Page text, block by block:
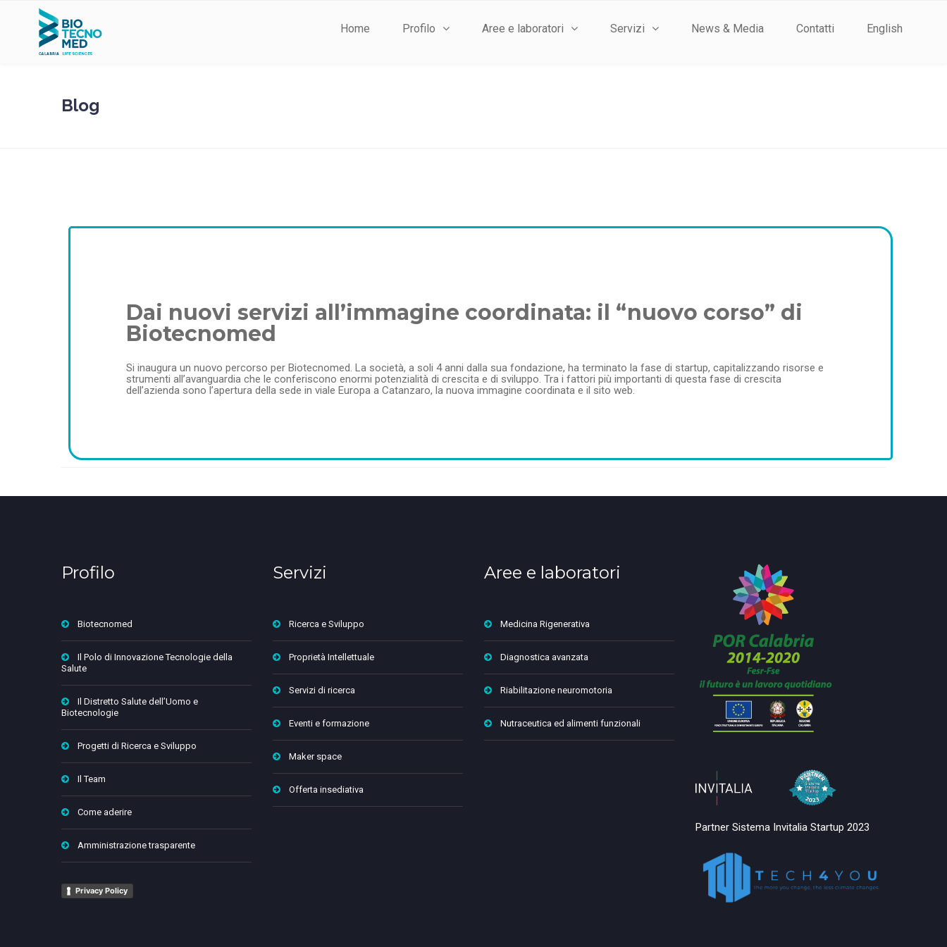
Home Profilo Aree e laboratori Servizi News & Media Contatti English
Blog
Dai nuovi servizi all’immagine coordinata: il “nuovo corso” di
Biotecnomed
Si inaugura un nuovo percorso per Biotecnomed. La società, a soli 4 anni dalla sua fondazione, ha terminato la fase di startup, capitalizzando risorse e
strumenti all’avanguardia che le conferiscono enormi potenzialità di crescita e di sviluppo. Tra i fattori più importanti di questa fase di crescita
dell’azienda sono l’apertura della sede in viale Europa a Catanzaro, la nuova immagine coordinata e il sito web.
Profilo
Biotecnomed
Il Polo di Innovazione Tecnologie della
Salute
Il Distretto Salute dell’Uomo e
Biotecnologie
Progetti di Ricerca e Sviluppo
Il Team
Come aderire
Amministrazione trasparente
Privacy Policy
Servizi
Ricerca e Sviluppo
Proprietà Intellettuale
Servizi di ricerca
Eventi e formazione
Maker space
Offerta insediativa
Aree e laboratori
Medicina Rigenerativa
Diagnostica avanzata
Riabilitazione neuromotoria
Nutraceutica ed alimenti funzionali
Partner Sistema Invitalia Startup 2023